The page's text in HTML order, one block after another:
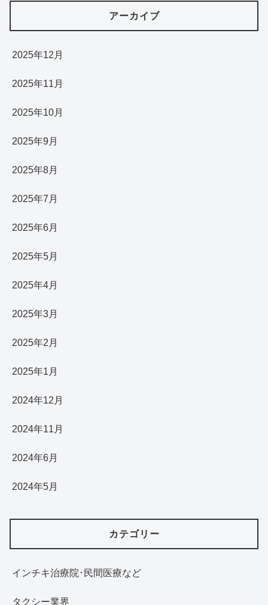
アーカイブ
2025年12月
2025年11月
2025年10月
2025年9月
2025年8月
2025年7月
2025年6月
2025年5月
2025年4月
2025年3月
2025年2月
2025年1月
2024年12月
2024年11月
2024年6月
2024年5月
カテゴリー
インチキ治療院･民間医療など
タクシー業界